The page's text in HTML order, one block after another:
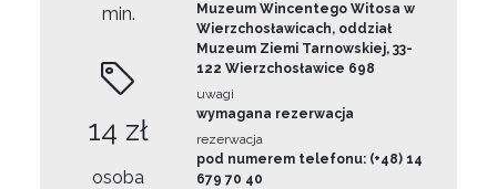
min.
14 zł
osoba
Muzeum Wincentego Witosa w
Wierzchosławicach, oddział
Muzeum Ziemi Tarnowskiej, 33-
122 Wierzchosławice 698
uwagi
wymagana rezerwacja
rezerwacja
pod numerem telefonu: (+48) 14
679 70 40